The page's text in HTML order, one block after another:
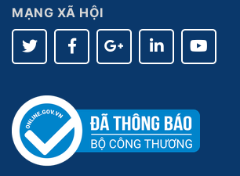
MẠNG XÃ HỘI